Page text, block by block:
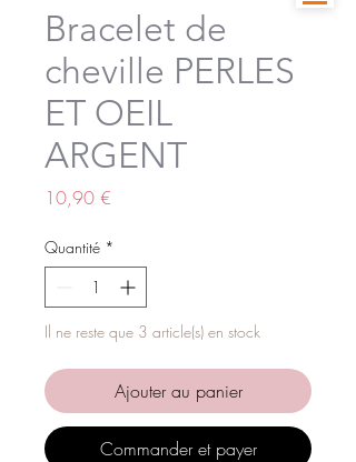
Bracelet de
cheville PERLES
ET OEIL
ARGENT
10,90 €
Quantité *
Il ne reste que 3 article(s) en stock
Ajouter au panier
Commander et payer